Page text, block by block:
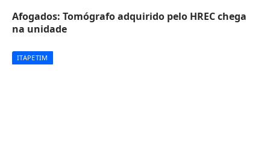
Afogados: Tomógrafo adquirido pelo HREC chega
na unidade
ITAPETIM